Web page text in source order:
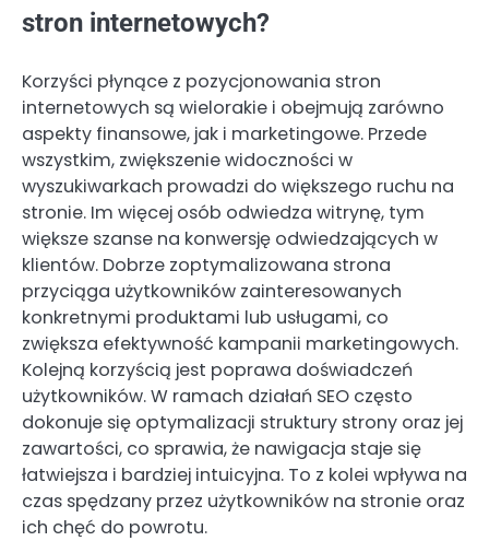
stron internetowych?
Korzyści płynące z pozycjonowania stron
internetowych są wielorakie i obejmują zarówno
aspekty finansowe, jak i marketingowe. Przede
wszystkim, zwiększenie widoczności w
wyszukiwarkach prowadzi do większego ruchu na
stronie. Im więcej osób odwiedza witrynę, tym
większe szanse na konwersję odwiedzających w
klientów. Dobrze zoptymalizowana strona
przyciąga użytkowników zainteresowanych
konkretnymi produktami lub usługami, co
zwiększa efektywność kampanii marketingowych.
Kolejną korzyścią jest poprawa doświadczeń
użytkowników. W ramach działań SEO często
dokonuje się optymalizacji struktury strony oraz jej
zawartości, co sprawia, że nawigacja staje się
łatwiejsza i bardziej intuicyjna. To z kolei wpływa na
czas spędzany przez użytkowników na stronie oraz
ich chęć do powrotu.